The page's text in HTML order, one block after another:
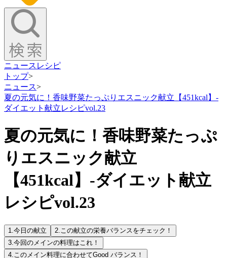
ニュース レシピ
トップ>
ニュース>
夏の元気に！香味野菜たっぷりエスニック献立【451kcal】-
ダイエット献立レシピvol.23
夏の元気に！香味野菜たっぷ
りエスニック献立
【451kcal】-ダイエット献立
レシピvol.23
1.今日の献立 2.この献立の栄養バランスをチェック！
3.今回のメインの料理はこれ！
4.このメイン料理に合わせてGood バランス！